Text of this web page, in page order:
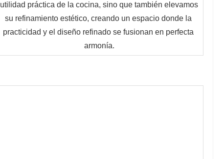
utilidad práctica de la cocina, sino que también elevamos
su refinamiento estético, creando un espacio donde la
practicidad y el diseño refinado se fusionan en perfecta
armonía.